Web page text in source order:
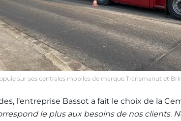
sur ses centrales mobiles de marque Transmanut et
l’entreprise Bassot a fait le choix de la
le plus aux besoins de nos clients.